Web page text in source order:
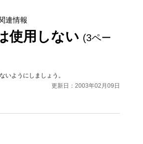
連情報
使用しない (3ペー
いようにしましょう。
更新日：2003年02月09日